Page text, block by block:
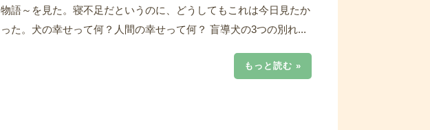
物語～を見た。寝不足だというのに、どうしてもこれは今日見たか
った。犬の幸せって何？人間の幸せって何？ 盲導犬の3つの別れ...
もっと読む »